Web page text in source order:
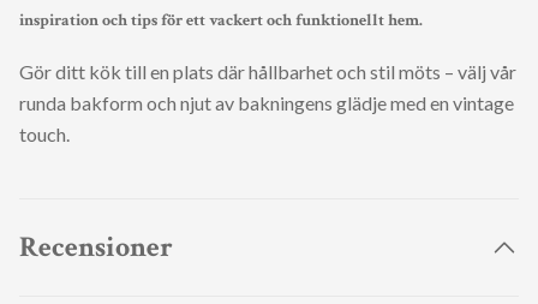
inspiration och tips för ett vackert och funktionellt hem.
Gör ditt kök till en plats där hållbarhet och stil möts – välj vår
runda bakform och njut av bakningens glädje med en vintage
touch.
Recensioner